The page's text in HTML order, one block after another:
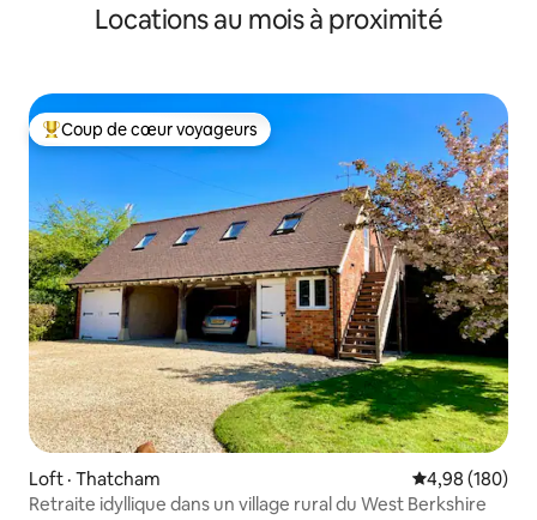
Locations au mois à proximité
Coup de cœur voyageurs parmi les plus aimés
Coup de cœur voyageurs
Loft · Thatcham Note
4,98 (180)
Retraite idyllique dans un village rural du West Berkshire